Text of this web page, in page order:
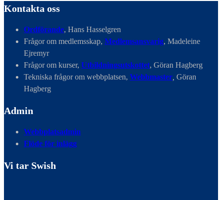
Kontakta oss
Ordförande, Hans Hasselgren
Frågor om medlemsskap, Medlemsansvarig, Madeleine
Ejremyr
Frågor om kurser, Utbildningsutskottet, Göran Hagberg
Tekniska frågor om webbplatsen, Webbmaster Göran
Hagberg
Admin
Webbplatsadmin
Flöde för inlägg
Vi tar Swish